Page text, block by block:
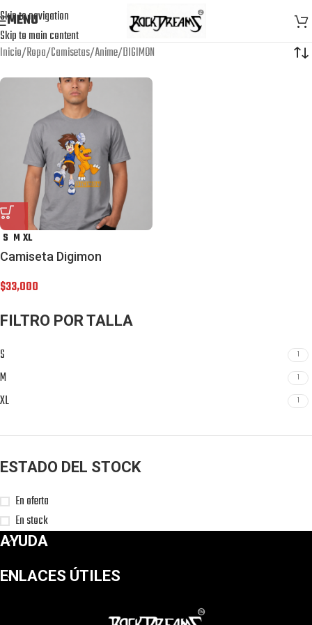
Skip to navigation
Skip to main content
MENU
FILTRO POR TALLA
S 1
M 1
XL 1
ESTADO DEL STOCK
En oferta
En stock
Inicio Ropa Camisetas Anime DIGIMON
S M XL
Camiseta Digimon
$33,000
AYUDA
ENLACES ÚTILES